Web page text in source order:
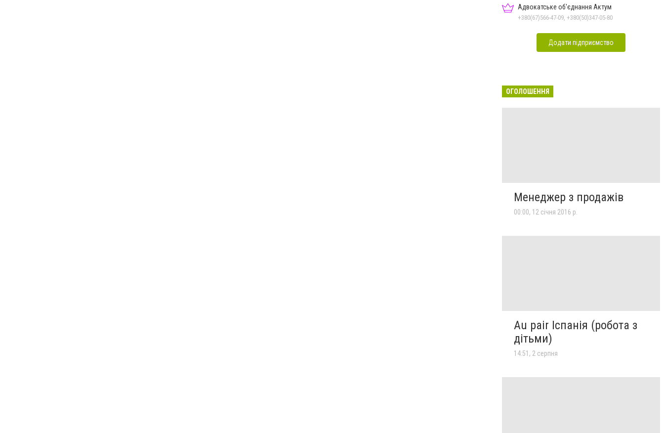
Адвокатське об'єднання Актум
+380(67)566-47-09, +380(50)347-05-80
Додати підприємство
ОГОЛОШЕННЯ
Менеджер з продажів
00:00, 12 січня 2016 р.
Au pair Іспанія (робота з
дітьми)
14:51, 2 серпня